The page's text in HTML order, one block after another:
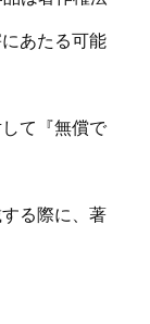
あたる可能
て『無償で
る際に、著